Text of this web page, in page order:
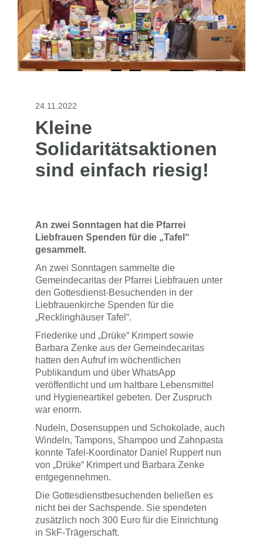
24.11.2022
Kleine
Solidaritätsaktionen
sind einfach riesig!
An zwei Sonntagen hat die Pfarrei
Liebfrauen Spenden für die „Tafel“
gesammelt.
An zwei Sonntagen sammelte die
Gemeindecaritas der Pfarrei Liebfrauen unter
den Gottesdienst-Besuchenden in der
Liebfrauenkirche Spenden für die
„Recklinghäuser Tafel“.
Friederike und „Drüke“ Krimpert sowie
Barbara Zenke aus der Gemeindecaritas
hatten den Aufruf im wöchentlichen
Publikandum und über WhatsApp
veröffentlicht und um haltbare Lebensmittel
und Hygieneartikel gebeten. Der Zuspruch
war enorm.
Nudeln, Dosensuppen und Schokolade, auch
Windeln, Tampons, Shampoo und Zahnpasta
konnte Tafel-Koordinator Daniel Ruppert nun
von „Drüke“ Krimpert und Barbara Zenke
entgegennehmen.
Die Gottesdienstbesuchenden beließen es
nicht bei der Sachspende. Sie spendeten
zusätzlich noch 300 Euro für die Einrichtung
in SkF-Trägerschaft.